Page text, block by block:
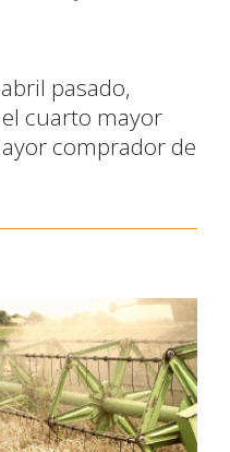
pasado,
cuarto mayor
comprador de